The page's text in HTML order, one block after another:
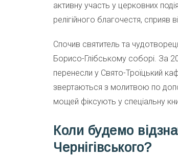
активну участь у церковних
релігійного благочестя,
Спочив святитель та
Борисо-Глібському соборі. За
перенесли у Свято-Троїцький
звертаються з молитвою по
мощей фіксують у спеціальну
Коли будемо
Чернігівського?